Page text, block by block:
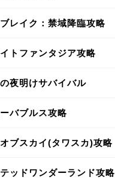
レイク：禁域降臨攻略
トファンタジア攻略
夜明けサバイバル
バブルス攻略
ブスカイ(タワスカ)攻略
ッドワンダーランド攻略